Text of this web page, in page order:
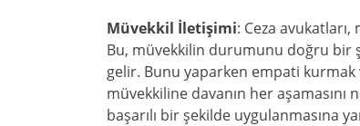
Müvekkil İletişimi: Ceza
Bu, müvekkilin durumunu doğru bir
gelir. Bunu yaparken empati
müvekkiline davanın her
başarılı bir şekilde uygulanmasına